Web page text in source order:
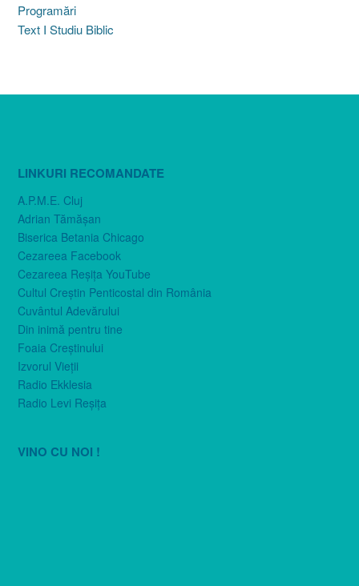
Programări
Text I Studiu Biblic
LINKURI RECOMANDATE
A.P.M.E. Cluj
Adrian Tămăşan
Biserica Betania Chicago
Cezareea Facebook
Cezareea Reşiţa YouTube
Cultul Creştin Penticostal din România
Cuvântul Adevărului
Din inimă pentru tine
Foaia Creştinului
Izvorul Vieţii
Radio Ekklesia
Radio Levi Reşiţa
VINO CU NOI !